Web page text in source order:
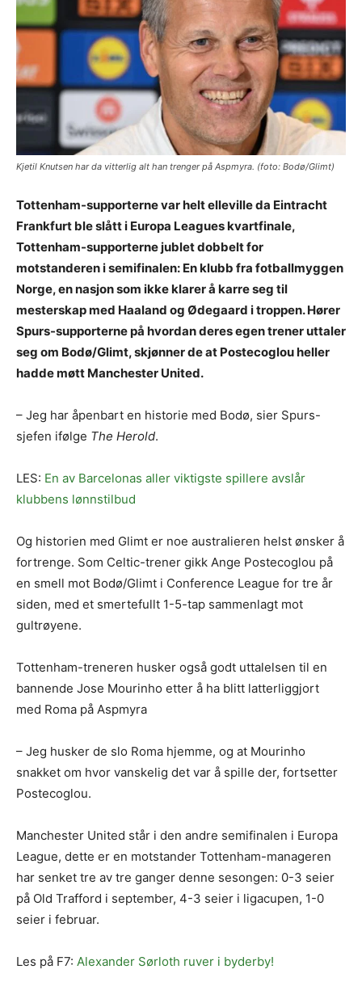
Kjetil Knutsen har da vitterlig alt han trenger på Aspmyra. (foto: Bodø/Glimt)
Tottenham-supporterne var helt elleville da Eintracht
Frankfurt ble slått i Europa Leagues kvartfinale,
Tottenham-supporterne jublet dobbelt for
motstanderen i semifinalen: En klubb fra fotballmyggen
Norge, en nasjon som ikke klarer å karre seg til
mesterskap med Haaland og Ødegaard i troppen. Hører
Spurs-supporterne på hvordan deres egen trener uttaler
seg om Bodø/Glimt, skjønner de at Postecoglou heller
hadde møtt Manchester United.
– Jeg har åpenbart en historie med Bodø, sier Spurs-
sjefen ifølge The Herold.
LES: En av Barcelonas aller viktigste spillere avslår
klubbens lønnstilbud
Og historien med Glimt er noe australieren helst ønsker å
fortrenge. Som Celtic-trener gikk Ange Postecoglou på
en smell mot Bodø/Glimt i Conference League for tre år
siden, med et smertefullt 1-5-tap sammenlagt mot
gultrøyene.
Tottenham-treneren husker også godt uttalelsen til en
bannende Jose Mourinho etter å ha blitt latterliggjort
med Roma på Aspmyra
– Jeg husker de slo Roma hjemme, og at Mourinho
snakket om hvor vanskelig det var å spille der, fortsetter
Postecoglou.
Manchester United står i den andre semifinalen i Europa
League, dette er en motstander Tottenham-manageren
har senket tre av tre ganger denne sesongen: 0-3 seier
på Old Trafford i september, 4-3 seier i ligacupen, 1-0
seier i februar.
Les på F7: Alexander Sørloth ruver i byderby!